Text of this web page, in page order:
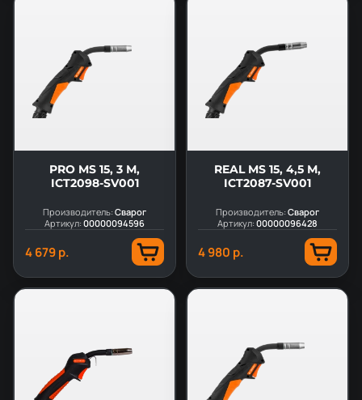
PRO MS 15, 3 М,
ICT2098-SV001
Производитель:Сварог
Артикул:00000094596
4 679 р.
REAL MS 15, 4,5 М,
ICT2087-SV001
Производитель:Сварог
Артикул:00000096428
4 980 р.